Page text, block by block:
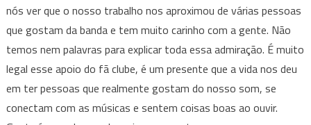
nós ver que o nosso trabalho nos aproximou de várias pessoas
que gostam da banda e tem muito carinho com a gente. Não
temos nem palavras para explicar toda essa admiração. É muito
legal esse apoio do fã clube, é um presente que a vida nos deu
em ter pessoas que realmente gostam do nosso som, se
conectam com as músicas e sentem coisas boas ao ouvir.